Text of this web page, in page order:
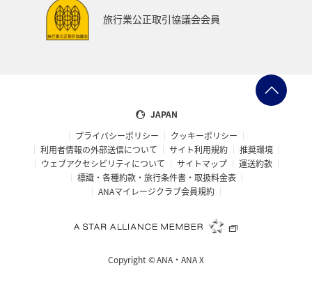
旅行業公正取引協議会会員
JAPAN
プライバシーポリシー
クッキーポリシー
利用者情報の外部送信について
サイト利用規約
推奨環境
ウェブアクセシビリティについて
サイトマップ
運送約款
標識・各種約款・旅行条件書・取扱料金表
ANAマイレージクラブ会員規約
Copyright ©ANA・ANA X